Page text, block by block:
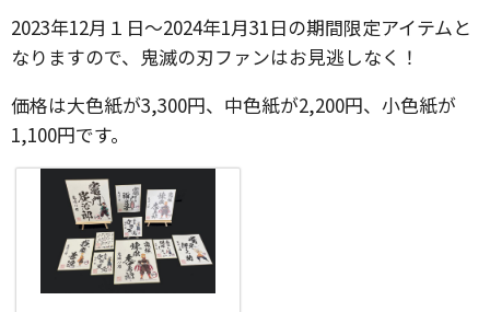
2023年12月１日〜2024年1月31日の期間限定アイテムと
なりますので、鬼滅の刃ファンはお見逃しなく！
価格は大色紙が3,300円、中色紙が2,200円、小色紙が
1,100円です。